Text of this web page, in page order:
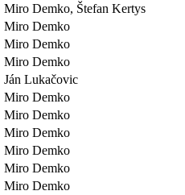
Miro Demko, Štefan Kertys
Miro Demko
Miro Demko
Miro Demko
Ján Lukačovic
Miro Demko
Miro Demko
Miro Demko
Miro Demko
Miro Demko
Miro Demko